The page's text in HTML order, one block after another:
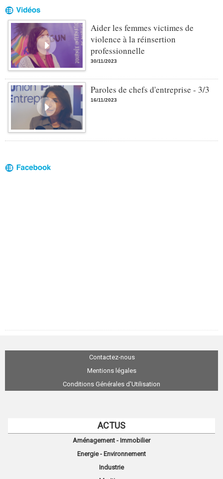
Aider les femmes victimes de
violence à la réinsertion
professionnelle
30/11/2023
Paroles de chefs d'entreprise - 3/3
16/11/2023
Contactez-nous
Mentions légales
Conditions Générales d'Utilisation
ACTUS
Aménagement - Immobilier
Energie - Environnement
Industrie